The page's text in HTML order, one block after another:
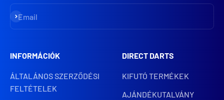
Email
Iratkozz fel
INFORMÁCIÓK
ÁLTALÁNOS SZERZŐDÉSI
FELTÉTELEK
DIRECT DARTS
KIFUTÓ TERMÉKEK
AJÁNDÉKUTALVÁNY